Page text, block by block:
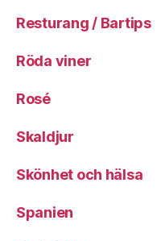
Resturang / Bartips
Röda viner
Rosé
Skaldjur
Skönhet och hälsa
Spanien